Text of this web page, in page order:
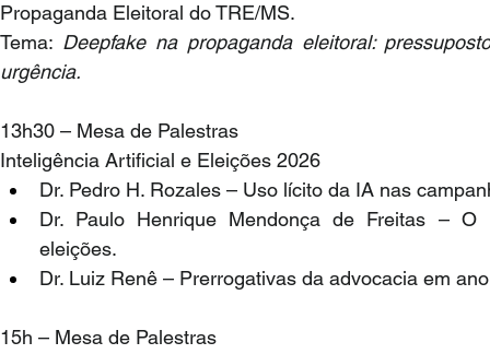
Propaganda Eleitoral do TRE/MS.
Tema: Deepfake na propaganda eleitoral:
urgência.
13h30 – Mesa de Palestras
Inteligência Artificial e Eleições 2026
Dr. Pedro H. Rozales – Uso lícito da IA nas
Dr. Paulo Henrique Mendonça de Freitas – O
eleições.
Dr. Luiz Renê – Prerrogativas da advocacia em
15h – Mesa de Palestras